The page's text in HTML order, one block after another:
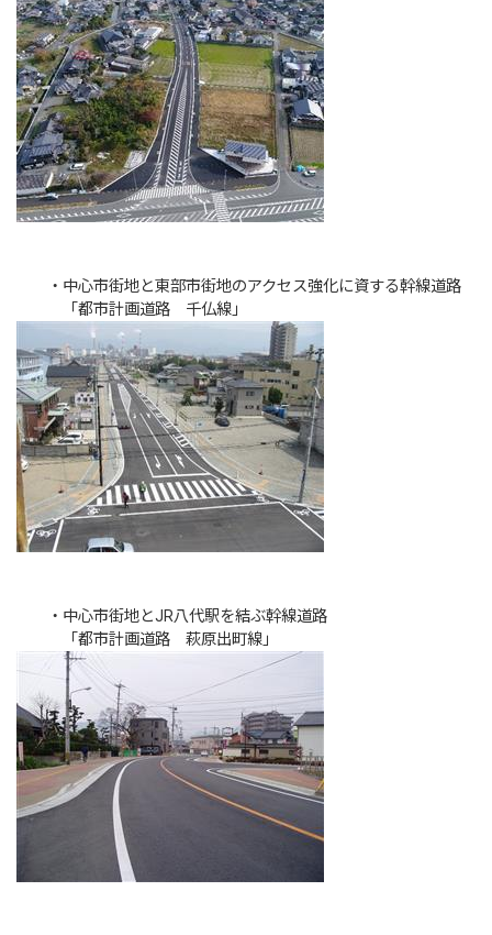
・中心市街地と東部市街地のアクセス強化に資する幹線道路
「都市計画道路 千仏線」
・中心市街地とJR八代駅を結ぶ幹線道路
「都市計画道路 萩原出町線」